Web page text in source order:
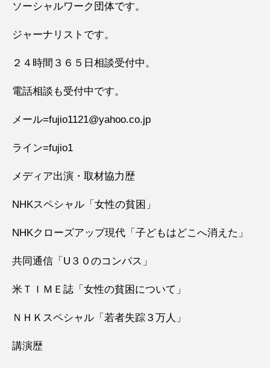
ソーシャルワーク団体です。
ジャーナリストです。
２４時間３６５日相談受付中。
電話相談も受付中です。
メール=fujio1121@yahoo.co.jp
ライン=fujio1
メディア出演・取材協力歴
NHKスペシャル「女性の貧困」
NHKクローズアップ現代「子どもはどこへ消えた」
共同通信「U３０のコンパス」
米ＴＩＭＥ誌「女性の貧困について」
ＮＨＫスペシャル「若者失踪３万人」
講演歴